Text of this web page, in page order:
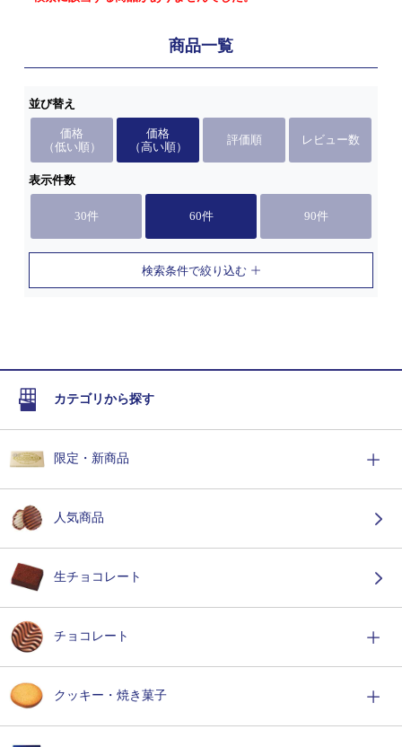
商品一覧
並び替え
価格
（低い順）
価格
（高い順）
評価順 レビュー数
表示件数
30件 60件 90件
検索条件で絞り込む
カテゴリから探す
限定・新商品
人気商品
生チョコレート
チョコレート
クッキー・焼き菓子